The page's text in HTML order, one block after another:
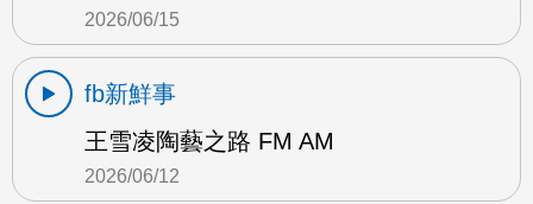
2026/06/15
fb新鮮事
王雪凌陶藝之路 FM AM
2026/06/12